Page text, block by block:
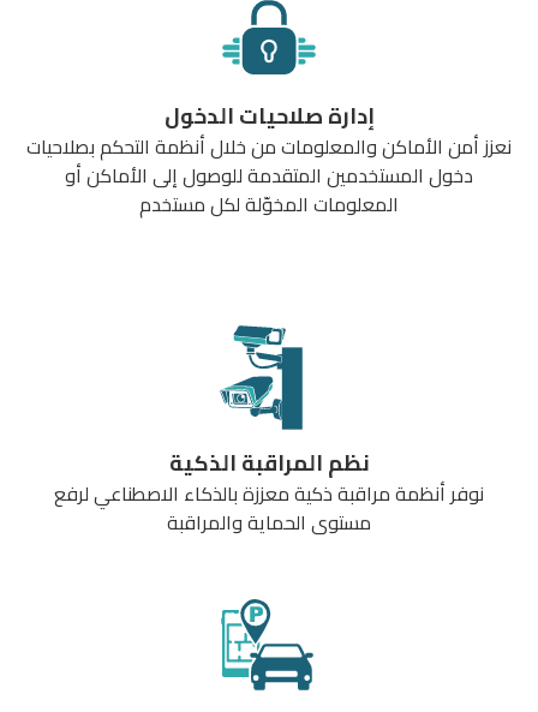
إدارة صلاحيات الدخول
نعزز أمن الأماكن والمعلومات من خلال أنظمة التحكم بصلاحيات
دخول المستخدمين المتقدمة للوصول إلى الأماكن أو
المعلومات المخوّلة لكل مستخدم
نظم المراقبة الذكية
نوفر أنظمة مراقبة ذكية معززة بالذكاء الاصطناعي لرفع
مستوى الحماية والمراقبة